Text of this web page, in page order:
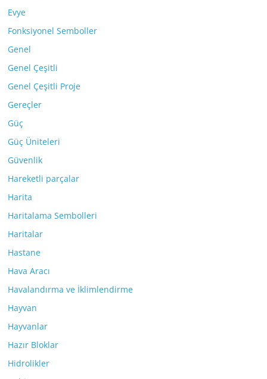
Evye
Fonksiyonel Semboller
Genel
Genel Çeşitli
Genel Çeşitli Proje
Gereçler
Güç
Güç Üniteleri
Güvenlik
Hareketli parçalar
Harita
Haritalama Sembolleri
Haritalar
Hastane
Hava Aracı
Havalandırma ve İklimlendirme
Hayvan
Hayvanlar
Hazır Bloklar
Hidrolikler